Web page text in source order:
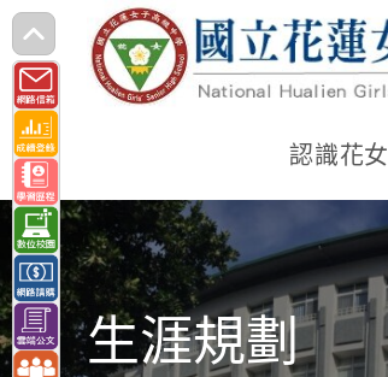
跳
轉
至
主
要
內
容
認識花女
生涯規劃